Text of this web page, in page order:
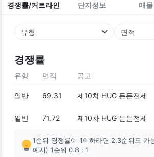
경쟁률/커트라인 단지정보 매물
유형 면적
경쟁률
유형 면적 공고
일반 69.31 제10차 HUG 든든전세
일반 71.72 제10차 HUG 든든전세
1순위 경쟁률이 1이하라면 2,3순위도 가
예시) 1순위 0.8 : 1